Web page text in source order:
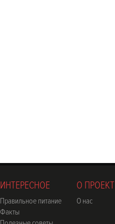
ИНТЕРЕСНОЕ
Правильное питание
Факты
О
О нас